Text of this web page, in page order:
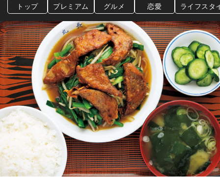
トップ プレミアム グルメ 恋愛 ライフスタ